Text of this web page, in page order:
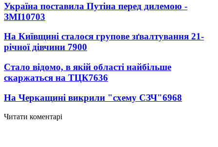
Україна поставила Путіна перед дилемою -
ЗМІ10703
На Київщині сталося групове зґвалтування 21-
річної дівчини 7900
Стало відомо, в якій області найбільше
скаржаться на ТЦК7636
На Черкащині викрили "схему СЗЧ"6968
Читати коментарі